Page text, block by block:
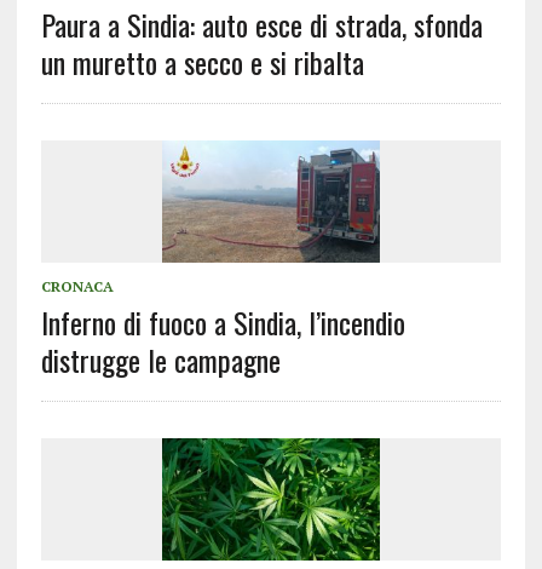
Paura a Sindia: auto esce di strada, sfonda
un muretto a secco e si ribalta
CRONACA
Inferno di fuoco a Sindia, l’incendio
distrugge le campagne